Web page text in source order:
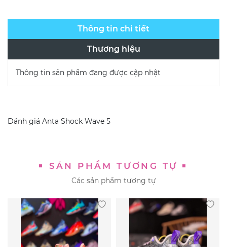
Thông tin chi tiết
Thương hiệu
Thông tin sản phẩm đang được cập nhật
Đánh giá Anta Shock Wave 5
SẢN PHẨM TƯƠNG TỰ
Các sản phẩm tương tự